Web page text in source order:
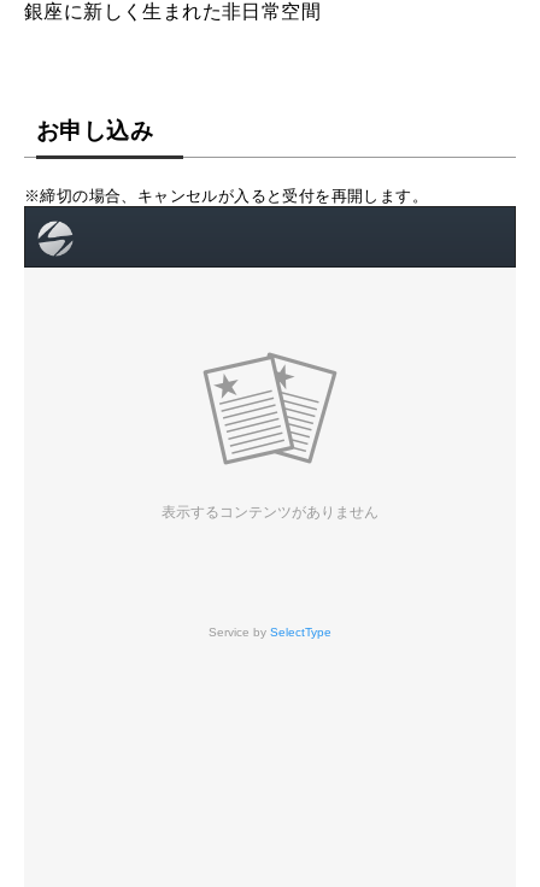
銀座に新しく生まれた非日常空間
お申し込み
※締切の場合、キャンセルが入ると受付を再開します。